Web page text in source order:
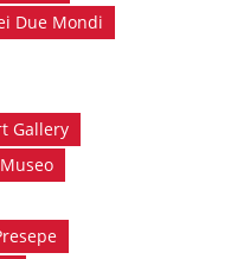
Due Mondi
Gallery
Museo